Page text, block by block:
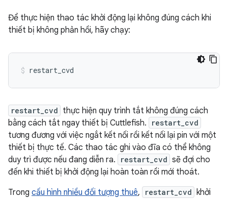
Để thực hiện thao tác khởi động lại không đúng cách khi
thiết bị không phản hồi, hãy chạy:
restart_cvd
restart_cvd thực hiện quy trình tắt không đúng cách
bằng cách tắt ngay thiết bị Cuttlefish.
restart_cvd
tương đương với việc ngắt kết nối rồi kết nối lại pin với một
thiết bị thực tế. Các thao tác ghi vào đĩa có thể không
duy trì được nếu đang diễn ra.
restart_cvd sẽ đợi cho
đến khi thiết bị khởi động lại hoàn toàn rồi mới thoát.
Trong cấu hình nhiều đối tượng thuê, restart_cvd khởi